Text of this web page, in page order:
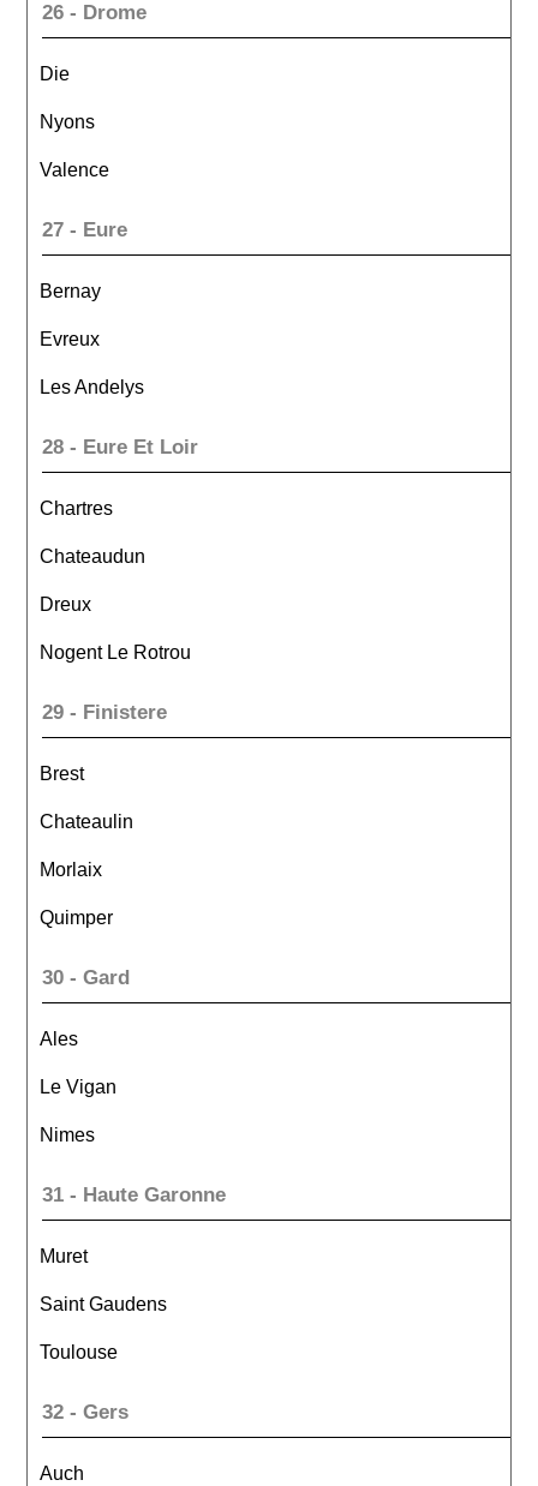
26 - Drome
Die
Nyons
Valence
27 - Eure
Bernay
Evreux
Les Andelys
28 - Eure Et Loir
Chartres
Chateaudun
Dreux
Nogent Le Rotrou
29 - Finistere
Brest
Chateaulin
Morlaix
Quimper
30 - Gard
Ales
Le Vigan
Nimes
31 - Haute Garonne
Muret
Saint Gaudens
Toulouse
32 - Gers
Auch